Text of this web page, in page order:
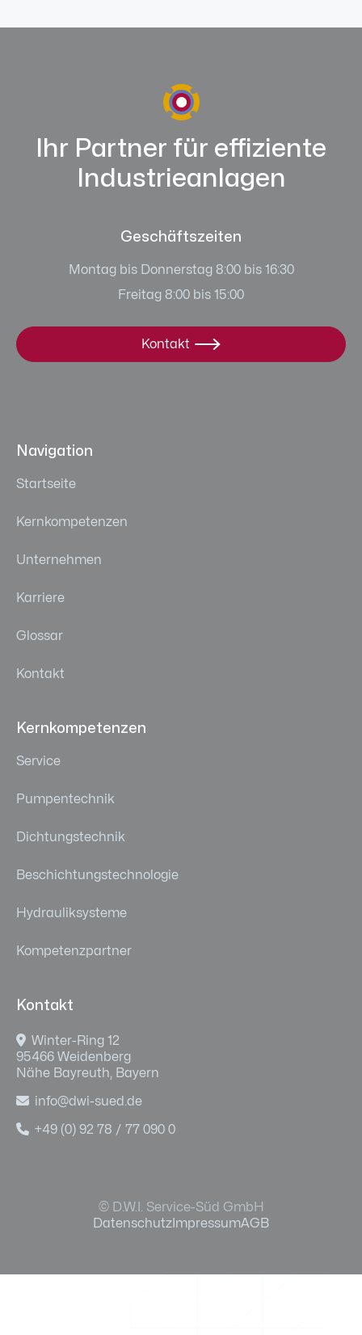
Ihr Partner für effiziente
Industrieanlagen
Geschäftszeiten
Montag bis Donnerstag 8:00 bis 16:30
Freitag 8:00 bis 15:00
Kontakt 
Navigation
Startseite
Kernkompetenzen
Unternehmen
Karriere
Glossar
Kontakt
Kernkompetenzen
Service
Pumpentechnik
Dichtungstechnik
Beschichtungstechnologie
Hydrauliksysteme
Kompetenzpartner
Kontakt
 Winter-Ring 12
95466 Weidenberg
Nähe Bayreuth, Bayern
 info@dwi-sued.de
 +49 (0) 92 78 / 77 090 0
Datenschutz ImpressumAGB
© D.W.I. Service-Süd GmbH